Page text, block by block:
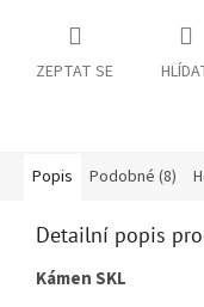
ZEPTAT SE
Popis Podobné (8)
Detailní popis
Kámen SKL